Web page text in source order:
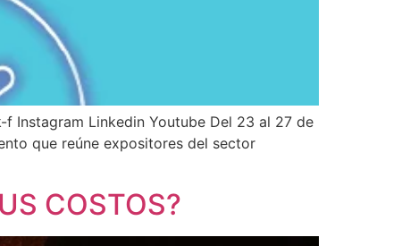
Instagram Linkedin Youtube Del 23 al 27 de
que reúne expositores del sector
COSTOS?